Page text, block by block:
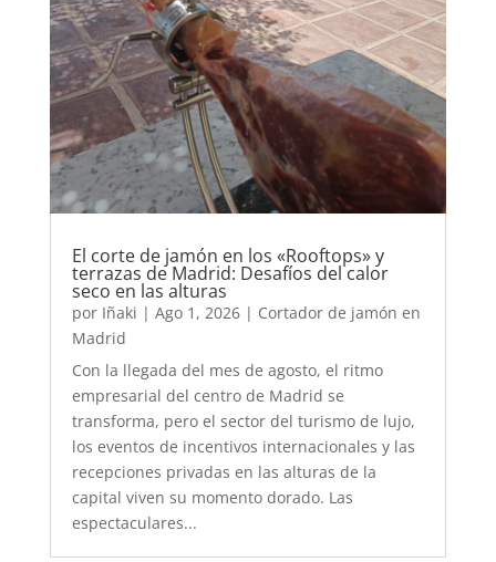
El corte de jamón en los «Rooftops» y
terrazas de Madrid: Desafíos del calor
seco en las alturas
por Iñaki | Ago 1, 2026| Cortador de jamón en
Madrid
Con la llegada del mes de agosto, el ritmo
empresarial del centro de Madrid se
transforma, pero el sector del turismo de lujo,
los eventos de incentivos internacionales y las
recepciones privadas en las alturas de la
capital viven su momento dorado. Las
espectaculares...